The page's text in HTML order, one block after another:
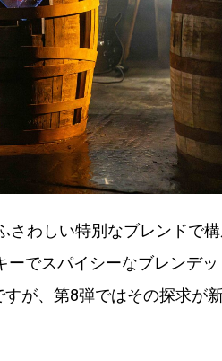
わしい特別なブレンドで
でスパイシーなブレンデッ
が、第8弾ではその探求が